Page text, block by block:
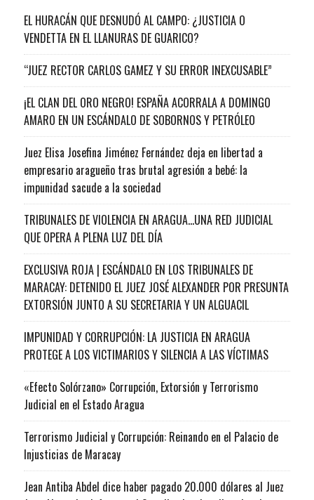
EL HURACÁN QUE DESNUDÓ AL CAMPO: ¿JUSTICIA O
VENDETTA EN EL LLANURAS DE GUARICO?
“JUEZ RECTOR CARLOS GAMEZ Y SU ERROR INEXCUSABLE”
¡EL CLAN DEL ORO NEGRO! ESPAÑA ACORRALA A DOMINGO
AMARO EN UN ESCÁNDALO DE SOBORNOS Y PETRÓLEO
Juez Elisa Josefina Jiménez Fernández deja en libertad a
empresario aragueño tras brutal agresión a bebé: la
impunidad sacude a la sociedad
TRIBUNALES DE VIOLENCIA EN ARAGUA…UNA RED JUDICIAL
QUE OPERA A PLENA LUZ DEL DÍA
EXCLUSIVA ROJA | ESCÁNDALO EN LOS TRIBUNALES DE
MARACAY: DETENIDO EL JUEZ JOSÉ ALEXANDER POR PRESUNTA
EXTORSIÓN JUNTO A SU SECRETARIA Y UN ALGUACIL
IMPUNIDAD Y CORRUPCIÓN: LA JUSTICIA EN ARAGUA
PROTEGE A LOS VICTIMARIOS Y SILENCIA A LAS VÍCTIMAS
«Efecto Solórzano» Corrupción, Extorsión y Terrorismo
Judicial en el Estado Aragua
Terrorismo Judicial y Corrupción: Reinando en el Palacio de
Injusticias de Maracay
Jean Antiba Abdel dice haber pagado 20.000 dólares al Juez